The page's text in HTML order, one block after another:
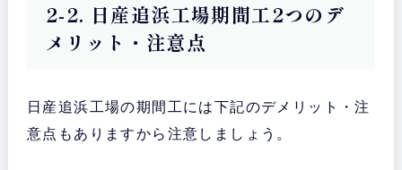
2-2. 日産追浜工場期間工2つのデ
メリット・注意点
日産追浜工場の期間工には下記のデメリット・注
意点もありますから注意しましょう。